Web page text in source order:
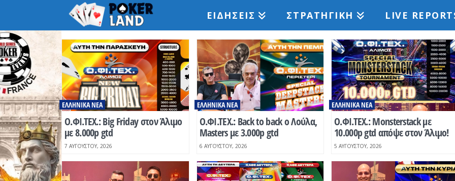
ΕΙΔΉΣΕΙΣ ΣΤΡΑΤΗΓΙΚΉ LIVE
Ο.ΦΙ.ΤΕΧ.: Βig Friday στον Άλιμο
με 8.000p gtd
ΕΛΛΗΝΙΚΆ ΝΈΑ
7 ΑΥΓΟΎΣΤΟΥ, 2026
O.ΦΙ.ΤΕΧ.: Back to back o Λούλα,
Masters με 3.000p gtd
ΕΛΛΗΝΙΚΆ ΝΈΑ
6 ΑΥΓΟΎΣΤΟΥ, 2026
O.ΦΙ.ΤΕΧ.: Monsterstack με
10.000p gtd απόψε στον Άλιμο!
ΕΛΛΗΝΙΚΆ ΝΈΑ
5 ΑΥΓΟΎΣΤΟΥ, 2026